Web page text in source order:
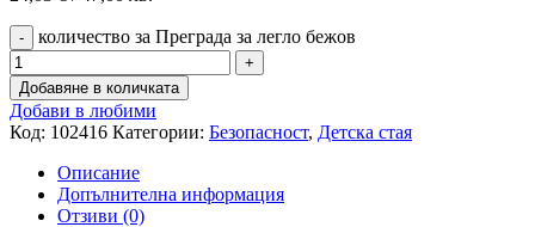
количество за Преграда за легло бежов
Добавяне в количката
Добави в любими
Код: 102416 Категории: Безопасност, Детска стая
Описание
Допълнителна информация
Отзиви (0)